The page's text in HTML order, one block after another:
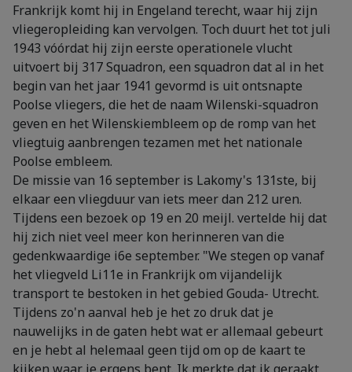
Frankrijk komt hij in Engeland terecht, waar hij zijn
vliegeropleiding kan vervolgen. Toch duurt het tot juli
1943 vóórdat hij zijn eerste operationele vlucht
uitvoert bij 317 Squadron, een squadron dat al in het
begin van het jaar 1941 gevormd is uit ontsnapte
Poolse vliegers, die het de naam Wilenski-squadron
geven en het Wilenskiembleem op de romp van het
vliegtuig aanbrengen tezamen met het nationale
Poolse embleem.
De missie van 16 september is Lakomy's 131ste, bij
elkaar een vliegduur van iets meer dan 212 uren.
Tijdens een bezoek op 19 en 20 meijl. vertelde hij dat
hij zich niet veel meer kon herinneren van die
gedenkwaardige i6e september. "We stegen op vanaf
het vliegveld Li11e in Frankrijk om vijandelijk
transport te bestoken in het gebied Gouda- Utrecht.
Tijdens zo'n aanval heb je het zo druk dat je
nauwelijks in de gaten hebt wat er allemaal gebeurt
en je hebt al helemaal geen tijd om op de kaart te